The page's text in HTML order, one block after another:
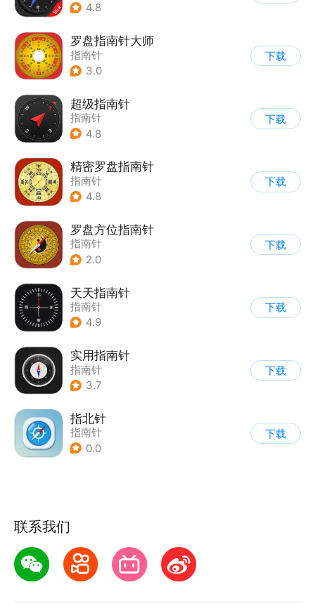
4.8
罗盘指南针大师
指南针
3.0
下载
超级指南针
指南针
4.8
下载
精密罗盘指南针
指南针
4.8
下载
罗盘方位指南针
指南针
2.0
下载
天天指南针
指南针
4.9
下载
实用指南针
指南针
3.7
下载
指北针
指南针
0.0
下载
联系我们